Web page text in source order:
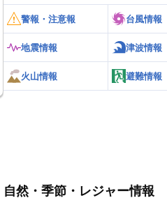
警報・注意報 台風情報
地震情報 津波情報
火山情報 避難情報
自然・季節・レジャー情報